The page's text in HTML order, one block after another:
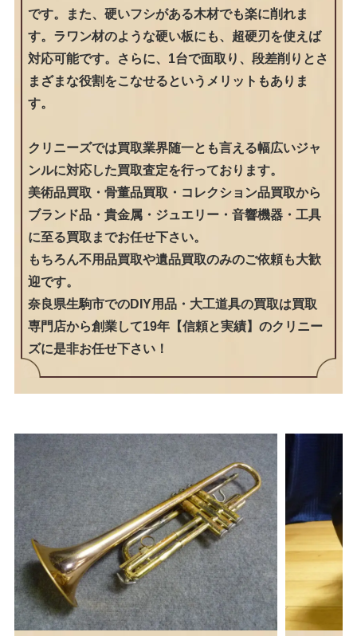
です。また、硬いフシがある木材でも楽に削れま
す。ラワン材のような硬い板にも、超硬刃を使えば
対応可能です。さらに、1台で面取り、段差削りとさ
まざまな役割をこなせるというメリットもありま
す。
クリニーズでは買取業界随一とも言える幅広いジャ
ンルに対応した買取査定を行っております。
美術品買取・骨董品買取・コレクション品買取から
ブランド品・貴金属・ジュエリー・音響機器・工具
に至る買取までお任せ下さい。
もちろん不用品買取や遺品買取のみのご依頼も大歓
迎です。
奈良県生駒市でのDIY用品・大工道具の買取は買取
専門店から創業して19年【信頼と実績】のクリニー
ズに是非お任せ下さい！